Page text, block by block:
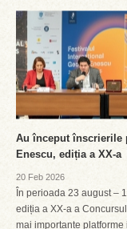
Au început înscrierile
Enescu, ediția a XX-a
20 Feb 2026
În perioada 23 august –
ediția a XX-a a
mai importante